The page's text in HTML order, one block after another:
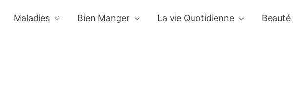
Maladies Bien Manger La vie Quotidienne Beauté